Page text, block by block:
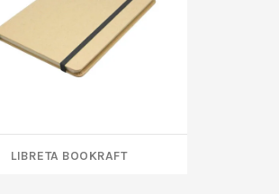
LIBRETA BOOKRAFT